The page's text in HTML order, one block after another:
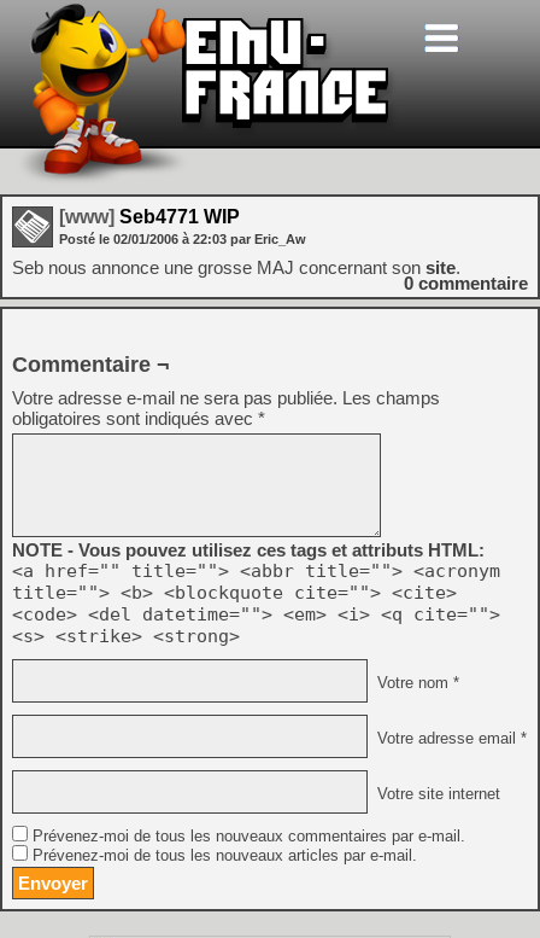
[www] Seb4771 WIP
Posté le 02/01/2006 à 22:03 par Eric_Aw
Seb nous annonce une grosse MAJ concernant son site.
0 commentaire
Commentaire ¬
Votre adresse e-mail ne sera pas publiée. Les champs
obligatoires sont indiqués avec *
NOTE - Vous pouvez utilisez ces tags et attributs HTML:
<a href="" title=""> <abbr title=""> <acronym
title=""> <b> <blockquote cite=""> <cite>
<code> <del datetime=""> <em> <i> <q cite="">
<s> <strike> <strong>
Votre nom *
Votre adresse email *
Votre site internet
Prévenez-moi de tous les nouveaux commentaires par e-mail.
Prévenez-moi de tous les nouveaux articles par e-mail.